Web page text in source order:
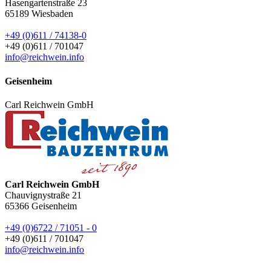
Hasengartenstraße 23
65189 Wiesbaden
+49 (0)611 / 74138-0
+49 (0)611 / 701047
info@reichwein.info
Geisenheim
Carl Reichwein GmbH
Carl Reichwein GmbH
Chauvignystraße 21
65366 Geisenheim
+49 (0)6722 / 71051 - 0
+49 (0)611 / 701047
info@reichwein.info